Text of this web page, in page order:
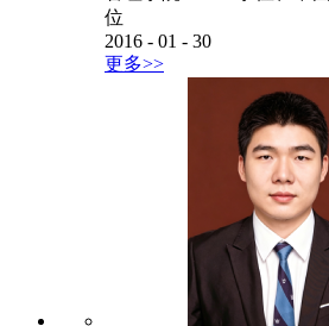
位
2016 - 01 - 30
更多>>